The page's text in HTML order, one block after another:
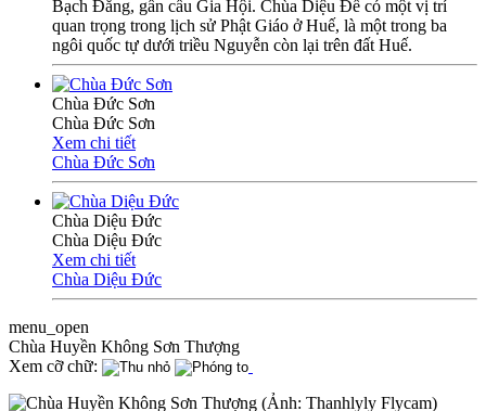
Bạch Đằng, gần cầu Gia Hội. Chùa Diệu Đế có một vị trí
quan trọng trong lịch sử Phật Giáo ở Huế, là một trong ba
ngôi quốc tự dưới triều Nguyễn còn lại trên đất Huế.
Chùa Đức Sơn
Chùa Đức Sơn
Xem chi tiết
Chùa Đức Sơn
Chùa Diệu Đức
Chùa Diệu Đức
Xem chi tiết
Chùa Diệu Đức
menu_open
Chùa Huyền Không Sơn Thượng
Xem cỡ chữ: